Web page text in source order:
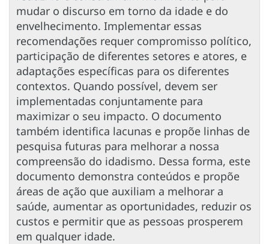
mudar o discurso em torno da idade e do
envelhecimento. Implementar essas
recomendações requer compromisso político,
participação de diferentes setores e atores, e
adaptações específicas para os diferentes
contextos. Quando possível, devem ser
implementadas conjuntamente para
maximizar o seu impacto. O documento
também identifica lacunas e propõe linhas de
pesquisa futuras para melhorar a nossa
compreensão do idadismo. Dessa forma, este
documento demonstra conteúdos e propõe
áreas de ação que auxiliam a melhorar a
saúde, aumentar as oportunidades, reduzir os
custos e permitir que as pessoas prosperem
em qualquer idade.